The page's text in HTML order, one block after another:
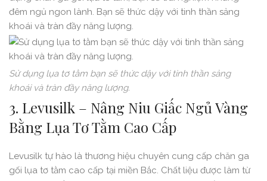
đêm ngủ ngon lành. Bạn sẽ thức dậy với tinh thần sảng
khoái và tràn đầy năng lượng.
Sử dụng lụa tơ tằm bạn sẽ thức dậy với tinh thần sảng
khoái và tràn đầy năng lượng.
3. Levusilk – Nâng Niu Giấc Ngủ Vàng
Bằng Lụa Tơ Tằm Cao Cấp
Levusilk tự hào là thương hiệu chuyên cung cấp chăn ga
gối lụa tơ tằm cao cấp tại miền Bắc. Chất liệu được làm từ